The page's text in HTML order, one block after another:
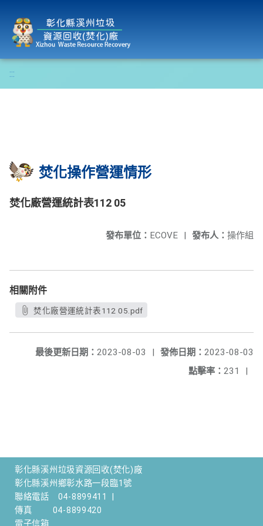
:::
焚化操作營運情形
焚化廠營運統計表112 05
發布人： 操作組
發布單位： ECOVE |
相關附件
焚化廠營運統計表112 05.pdf
發佈日期： 2023-08-03
最後更新日期： 2023-08-03
|
點擊率： 231 |
彰化縣溪州垃圾資源回收(焚化)廠
彰化縣溪州鄉彰水路一段臨1號
聯絡電話
04-8899411
傳真
04-8899420
電子信箱